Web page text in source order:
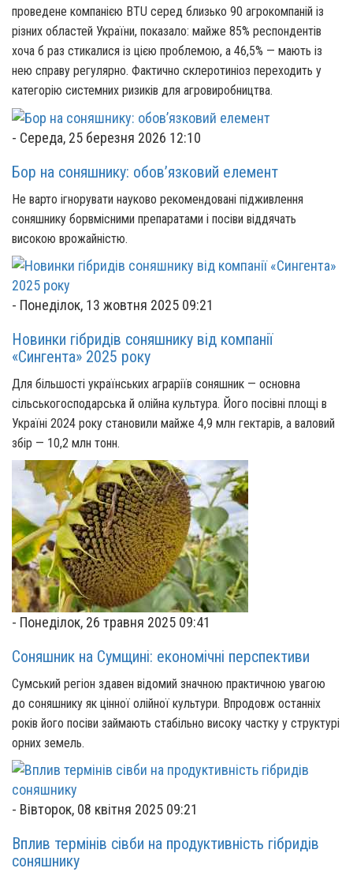
проведене компанією BTU серед близько 90 агрокомпаній із
різних областей України, показало: майже 85% респондентів
хоча б раз стикалися із цією проблемою, а 46,5% — мають із
нею справу регулярно. Фактично склеротиніоз переходить у
категорію системних ризиків для агровиробництва.
- Середа, 25 березня 2026 12:10
Бор на соняшнику: обов’язковий елемент
Не варто ігнорувати науково рекомендовані підживлення
соняшнику борвмісними препаратами і посіви віддячать
високою врожайністю.
- Понеділок, 13 жовтня 2025 09:21
Новинки гібридів соняшнику від компанії
«Сингента» 2025 року
Для більшості українських аграріїв соняшник — основна
сільськогосподарська й олійна культура. Його посівні площі в
Україні 2024 року становили майже 4,9 млн гектарів, а валовий
збір — 10,2 млн тонн.
- Понеділок, 26 травня 2025 09:41
Соняшник на Сумщині: економічні перспективи
Сумський регіон здавен відомий значною практичною увагою
до соняшнику як цінної олійної культури. Впродовж останніх
років його посіви займають стабільно високу частку у структурі
орних земель.
- Вівторок, 08 квітня 2025 09:21
Вплив термінів сівби на продуктивність гібридів
соняшнику